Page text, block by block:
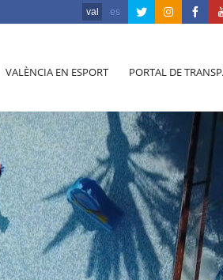
val es
VALÈNCIA EN ESPORT PORTAL DE